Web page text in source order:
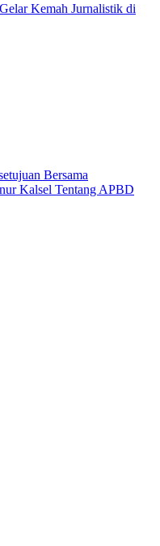
Kemah Jurnalistik di
Bersama
Kalsel Tentang APBD